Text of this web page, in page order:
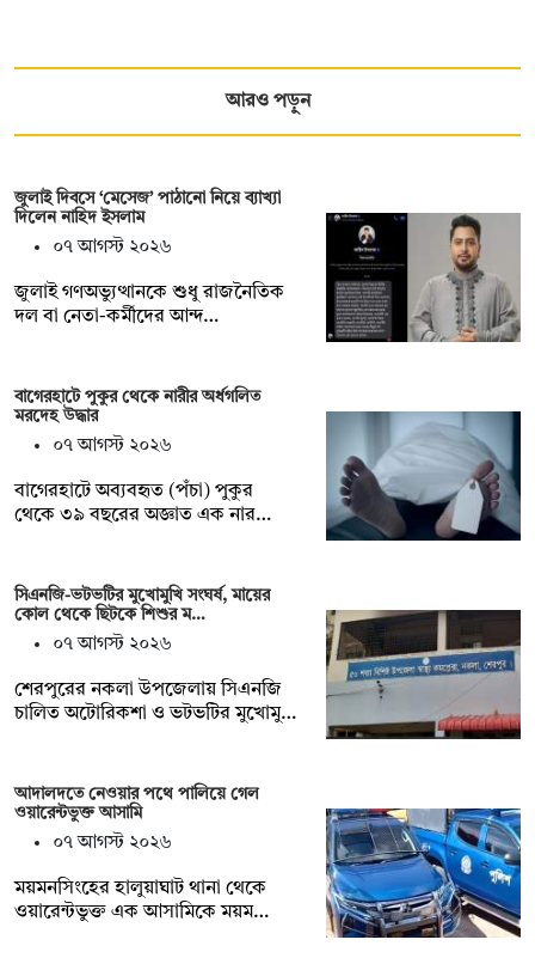
আরও পড়ুন
জুলাই দিবসে ‘মেসেজ’ পাঠানো নিয়ে ব্যাখ্যা
দিলেন নাহিদ ইসলাম
০৭ আগস্ট ২০২৬
জুলাই গণঅভ্যুত্থানকে শুধু রাজনৈতিক
দল বা নেতা-কর্মীদের আন্দ…
বাগেরহাটে পুকুর থেকে নারীর অর্ধগলিত
মরদেহ উদ্ধার
০৭ আগস্ট ২০২৬
বাগেরহাটে অব্যবহৃত (পঁচা) পুকুর
থেকে ৩৯ বছরের অজ্ঞাত এক নার…
সিএনজি-ভটভটির মুখোমুখি সংঘর্ষ, মায়ের
কোল থেকে ছিটকে শিশুর ম…
০৭ আগস্ট ২০২৬
শেরপুরের নকলা উপজেলায় সিএনজি
চালিত অটোরিকশা ও ভটভটির মুখোমু…
আদালদতে নেওয়ার পথে পালিয়ে গেল
ওয়ারেন্টভুক্ত আসামি
০৭ আগস্ট ২০২৬
ময়মনসিংহের হালুয়াঘাট থানা থেকে
ওয়ারেন্টভুক্ত এক আসামিকে ময়ম…